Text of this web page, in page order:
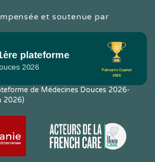
et soutenue par
de Médecines Douces 2026-
2026)